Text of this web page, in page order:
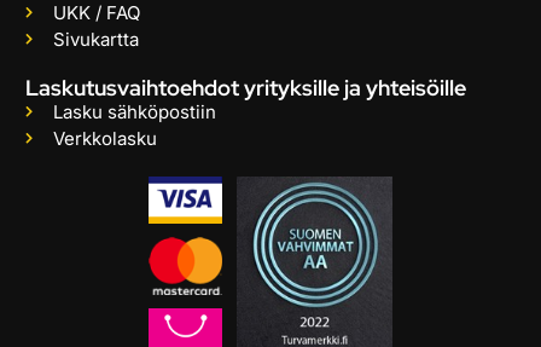
UKK / FAQ
Sivukartta
Laskutusvaihtoehdot yrityksille ja yhteisöille
Lasku sähköpostiin
Verkkolasku